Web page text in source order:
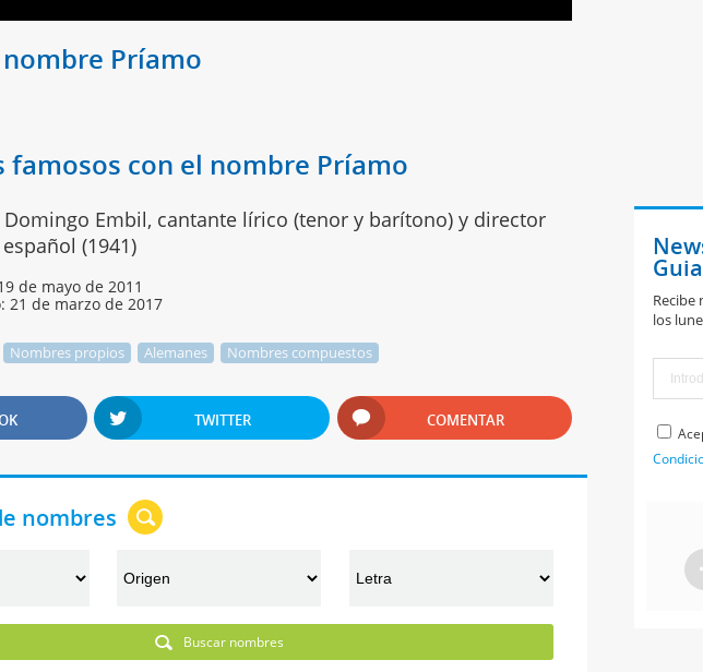
Príamo
famosos con el nombre Príamo
Domingo Embil, cantante lírico (tenor y barítono) y director
(1941)
de mayo de 2011
21 de marzo de 2017
Nombres propios Alemanes Nombres compuestos
TWITTER COMENTAR
nombres
Buscar nombres
Recibe
los